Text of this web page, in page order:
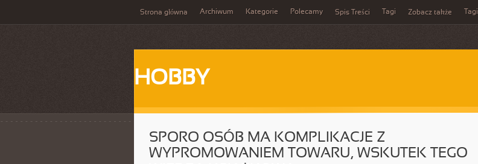
Strona główna Archiwum Kategorie Polecamy Spis Treści Tagi Zobacz także Tagi
HOBBY
SPORO OSÓB MA KOMPLIKACJE Z
WYPROMOWANIEM TOWARU, WSKUTEK TEGO